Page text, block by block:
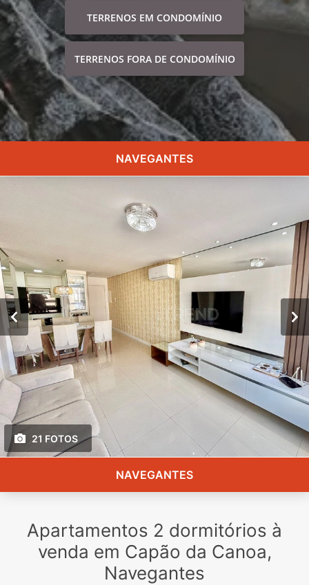
TERRENOS EM CONDOMÍNIO
TERRENOS FORA DE CONDOMÍNIO
NAVEGANTES
21 FOTOS
NAVEGANTES
Apartamentos 2 dormitórios à
venda em Capão da Canoa,
Navegantes